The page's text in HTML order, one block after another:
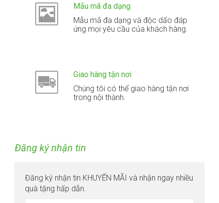
Mẫu mã đa dạng
Mẫu mã đa dạng và độc dấo đáp
ứng mọi yêu cầu của khách hàng.
Giao hàng tận nơi
Chúng tôi có thể giao hàng tận nơi
trong nội thành.
Đăng ký nhận tin
Đăng ký nhận tin KHUYẾN MÃI và nhận ngay nhiều
quà tặng hấp dẫn.